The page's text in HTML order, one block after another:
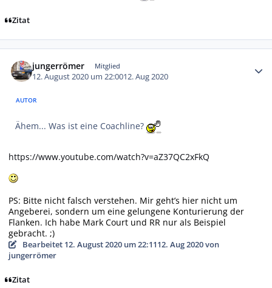
Zitat
jungerrömer Mitglied
12. August 2020 um 22:0012. Aug 2020
AUTOR
Ähem... Was ist eine Coachline?
https://www.youtube.com/watch?v=aZ37QC2xFkQ
PS: Bitte nicht falsch verstehen. Mir geht’s hier nicht um
Angeberei, sondern um eine gelungene Konturierung der
Flanken. Ich habe Mark Court und RR nur als Beispiel
gebracht. ;)
Bearbeitet 12. August 2020 um 22:1112. Aug 2020von
jungerrömer
Zitat